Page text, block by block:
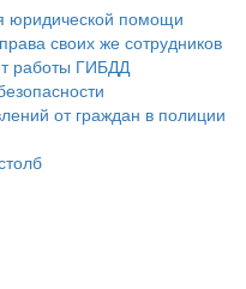
юридической помощи
своих же сотрудников
работы ГИБДД
от граждан в полиции